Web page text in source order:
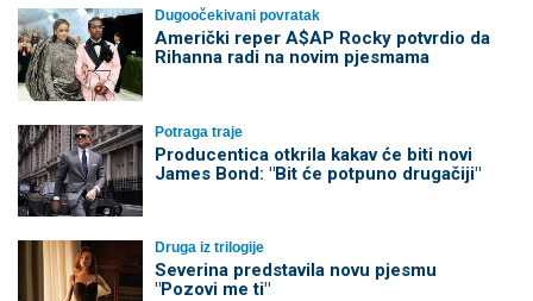
Dugoočekivani povratak
Američki reper A$AP Rocky potvrdio da
Rihanna radi na novim pjesmama
Potraga traje
Producentica otkrila kakav će biti novi
James Bond: "Bit će potpuno drugačiji"
Druga iz trilogije
Severina predstavila novu pjesmu
"Pozovi me ti"